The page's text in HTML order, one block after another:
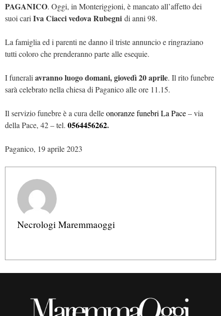
PAGANICO. Oggi, in Monteriggioni, è mancato all’affetto dei
suoi cariIva Ciacci vedova Rubegni di anni 98.
La famiglia ed i parenti ne danno il triste annuncio e ringraziano
tutti coloro che prenderanno parte alle esequie.
I funeraliavranno luogo domani, giovedì 20 aprile. Il rito funebre
sarà celebrato nella chiesa di Paganico alle ore 11.15.
Il servizio funebre è a cura delleonoranze funebri La Pace– via
della Pace, 42 – tel. 0564456262.
Paganico, 19 aprile 2023
Necrologi Maremmaoggi